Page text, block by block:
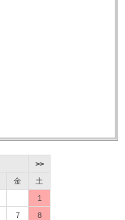
>>
金 土
1
7 8